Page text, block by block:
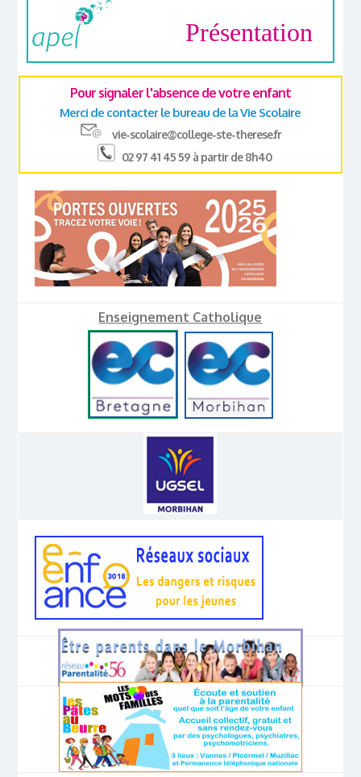
Présentation
Pour signaler l'absence de votre enfant
Merci de contacter le bureau de la Vie Scolaire
vie-scolaire@college-ste-therese.fr
02 97 41 45 59 à partir de 8h40
Enseignement Catholique